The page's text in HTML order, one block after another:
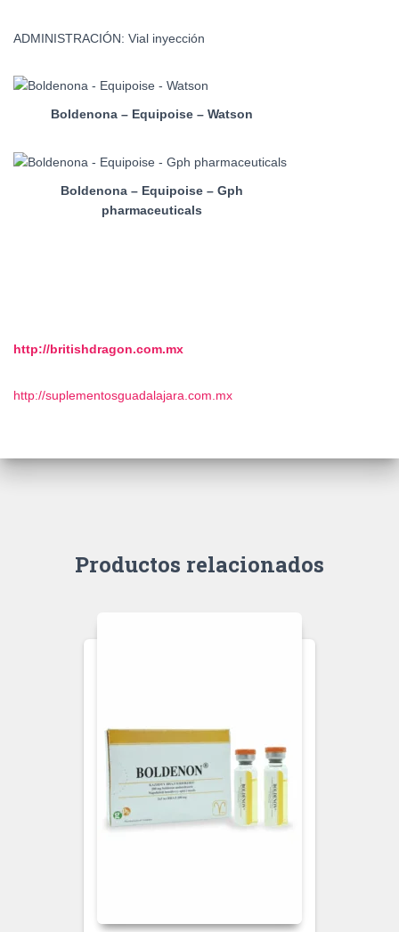
ADMINISTRACIÓN: Vial inyección
Boldenona – Equipoise – Watson
Boldenona – Equipoise – Gph
pharmaceuticals
http://britishdragon.com.mx
http://suplementosguadalajara.com.mx
Productos relacionados